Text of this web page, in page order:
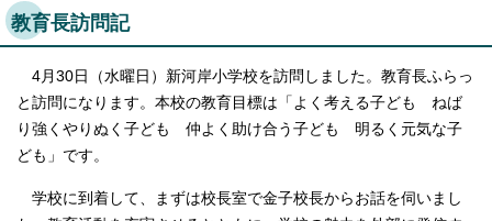
教育長訪問記
4月30日（水曜日）新河岸小学校を訪問しました。教育長ふらっ
と訪問になります。本校の教育目標は「よく考える子ども ねば
り強くやりぬく子ども 仲よく助け合う子ども 明るく元気な子
ども」です。
学校に到着して、まずは校長室で金子校長からお話を伺いまし